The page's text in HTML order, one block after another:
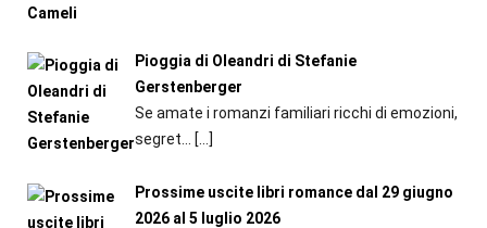
Pioggia di Oleandri di Stefanie
Gerstenberger
Se amate i romanzi familiari ricchi di emozioni,
segret...
[…]
Prossime uscite libri romance dal 29 giugno
2026 al 5 luglio 2026